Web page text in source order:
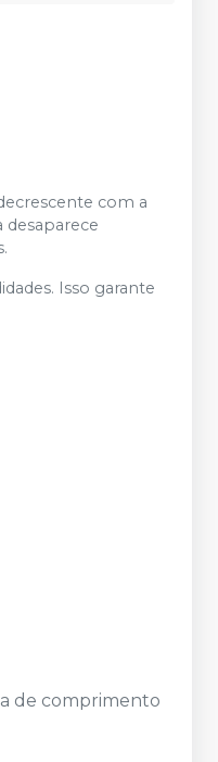
com a
desaparece
Isso garante
de comprimento